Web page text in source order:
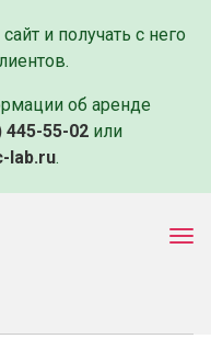
и получать с него
об аренде
445-55-02 или
lab.ru.